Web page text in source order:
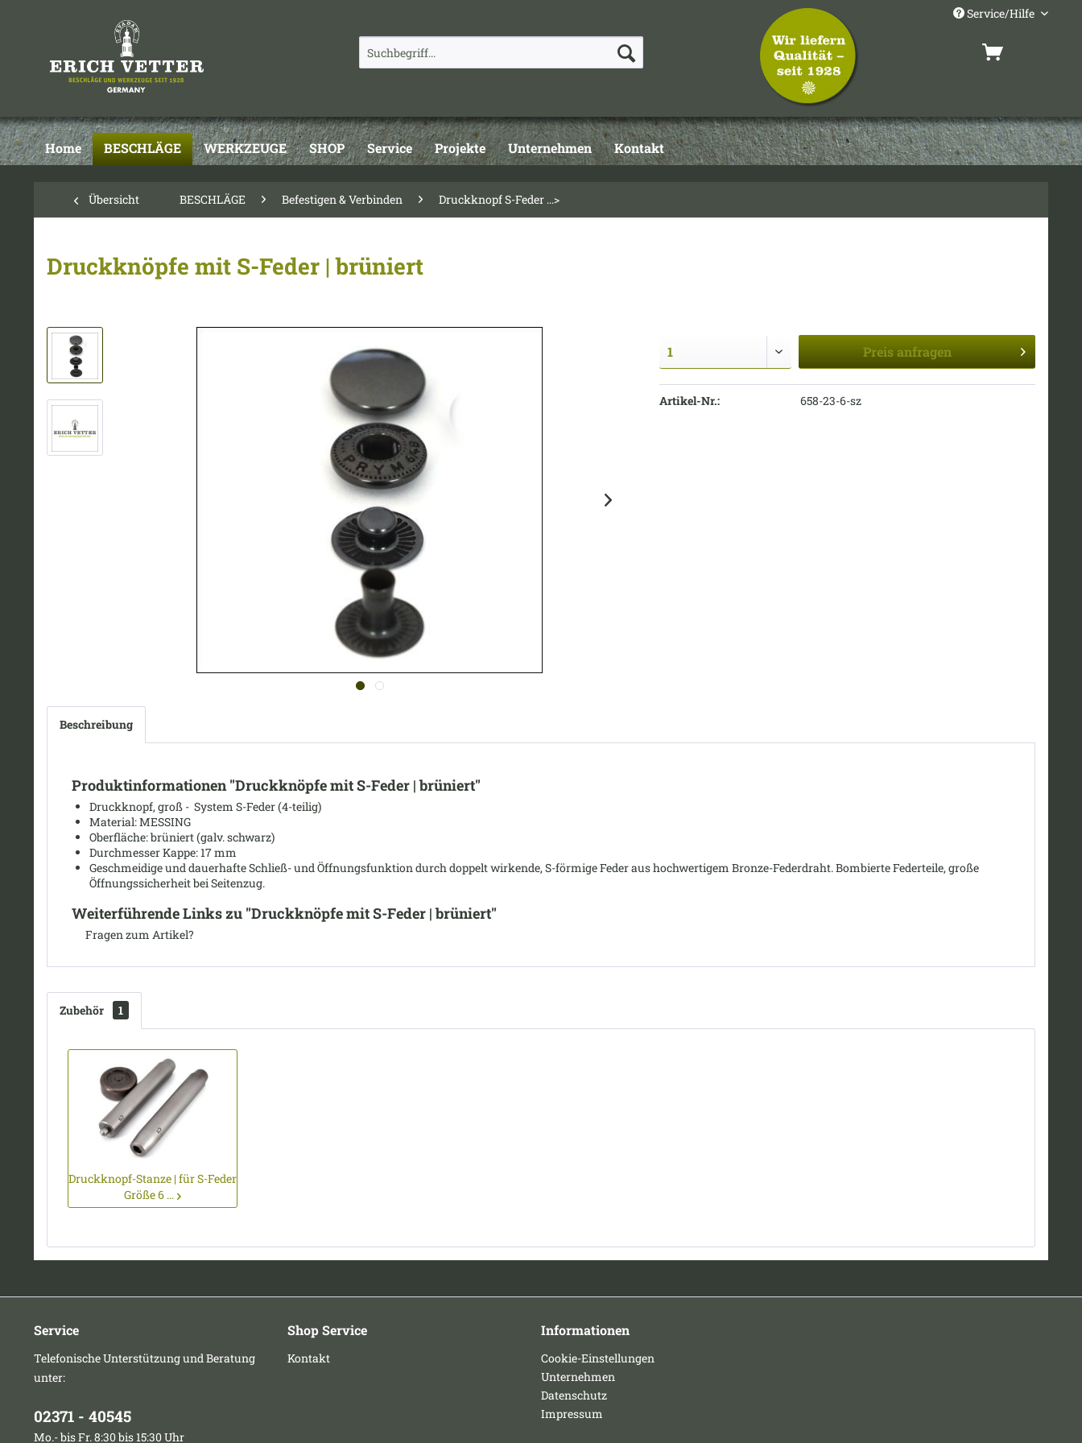
Service/Hilfe
Home BESCHLÄGE WERKZEUGE SHOP Service Projekte Unternehmen Kontakt
Übersicht BESCHLÄGE Befestigen & Verbinden Druckknopf S-Feder ...>
Druckknöpfe mit S-Feder | brüniert
Preis anfragen
Artikel-Nr.: 658-23-6-sz
Beschreibung
Produktinformationen "Druckknöpfe mit S-Feder | brüniert"
Druckknopf, groß - System S-Feder (4-teilig)
Material: MESSING
Oberfläche: brüniert (galv. schwarz)
Durchmesser Kappe: 17 mm
Geschmeidige und dauerhafte Schließ- und Öffnungsfunktion durch doppelt wirkende, S-förmige Feder aus hochwertigem Bronze-Federdraht. Bombierte Federteile, große
Öffnungssicherheit bei Seitenzug.
Weiterführende Links zu "Druckknöpfe mit S-Feder | brüniert"
Fragen zum Artikel?
Zubehör 1
Druckknopf-Stanze | für S-Feder
Größe 6 ...
Service
Telefonische Unterstützung und Beratung
unter:
02371 - 40545
Mo.- bis Fr. 8:30 bis 15:30 Uhr
Shop Service
Kontakt
Informationen
Cookie-Einstellungen
Unternehmen
Datenschutz
Impressum